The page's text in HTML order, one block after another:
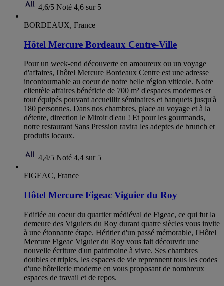
4,6/5 Noté 4,6 sur 5
BORDEAUX, France
Hôtel Mercure Bordeaux Centre-Ville
Pour un week-end découverte en amoureux ou un voyage
d'affaires, l'hôtel Mercure Bordeaux Centre est une adresse
incontournable au coeur de notre belle région viticole. Notre
clientèle affaires bénéficie de 700 m² d'espaces modernes et
tout équipés pouvant accueillir séminaires et banquets jusqu'à
180 personnes. Dans nos chambres, place au voyage et à la
détente, direction le Miroir d'eau ! Et pour les gourmands,
notre restaurant Sans Pression ravira les adeptes de brunch et
produits locaux.
4,4/5 Noté 4,4 sur 5
FIGEAC, France
Hôtel Mercure Figeac Viguier du Roy
Edifiée au coeur du quartier médiéval de Figeac, ce qui fut la
demeure des Viguiers du Roy durant quatre siècles vous invite
à une étonnante étape. Héritier d'un passé mémorable, l'Hôtel
Mercure Figeac Viguier du Roy vous fait découvrir une
nouvelle écriture d'un patrimoine à vivre. Ses chambres
doubles et triples, les espaces de vie reprennent tous les codes
d'une hôtellerie moderne en vous proposant de nombreux
espaces de travail et de repos.